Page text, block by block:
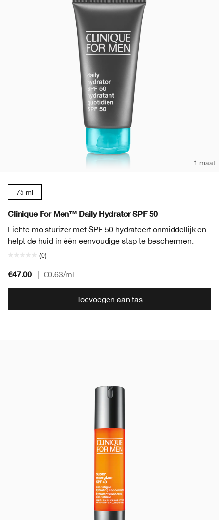
1 maat
75 ml
Clinique For Men™ Daily Hydrator SPF 50
Lichte moisturizer met SPF 50 hydrateert onmiddellijk en
helpt de huid in één eenvoudige stap te beschermen.
(0)
€47.00 €0.63/ml
Toevoegen aan tas